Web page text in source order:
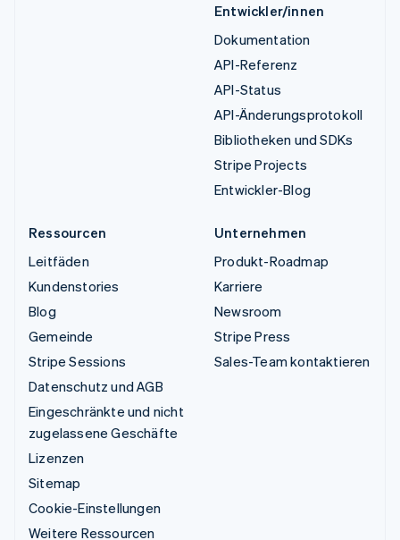
Entwickler/innen
Dokumentation
API-Referenz
API-Status
API-Änderungsprotokoll
Bibliotheken und SDKs
Stripe Projects
Entwickler-Blog
Ressourcen
Leitfäden
Kundenstories
Blog
Gemeinde
Stripe Sessions
Datenschutz und AGB
Eingeschränkte und nicht
zugelassene Geschäfte
Lizenzen
Sitemap
Cookie-Einstellungen
Weitere Ressourcen
Unternehmen
Produkt-Roadmap
Karriere
Newsroom
Stripe Press
Sales-Team kontaktieren